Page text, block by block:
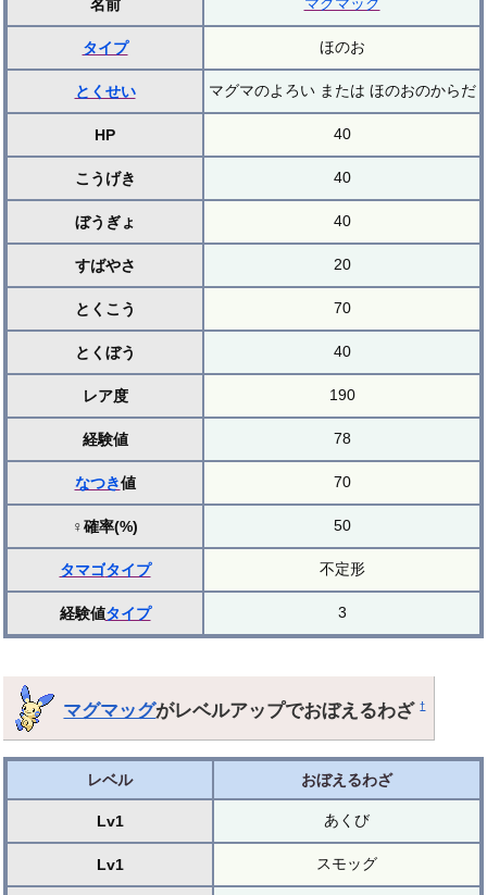
名前 マグマッグ
タイプ ほのお
とくせい マグマのよろい または ほのおのからだ
HP 40
こうげき 40
ぼうぎょ 40
すばやさ 20
とくこう 70
とくぼう 40
レア度 190
経験値 78
なつき値 70
♀確率(%) 50
タマゴタイプ 不定形
経験値タイプ 3
マグマッグがレベルアップでおぼえるわざ†
レベル おぼえるわざ
Lv1 あくび
Lv1 スモッグ